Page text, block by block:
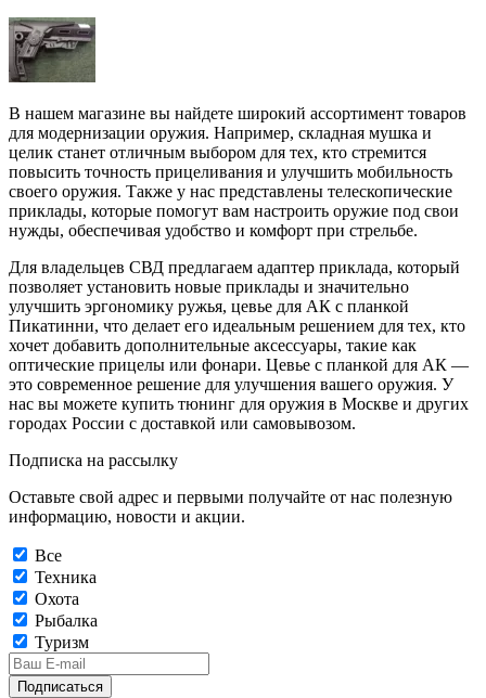
В нашем магазине вы найдете широкий ассортимент товаров
для модернизации оружия. Например, складная мушка и
целик станет отличным выбором для тех, кто стремится
повысить точность прицеливания и улучшить мобильность
своего оружия. Также у нас представлены телескопические
приклады, которые помогут вам настроить оружие под свои
нужды, обеспечивая удобство и комфорт при стрельбе.
Для владельцев СВД предлагаем адаптер приклада, который
позволяет установить новые приклады и значительно
улучшить эргономику ружья, цевье для АК с планкой
Пикатинни, что делает его идеальным решением для тех, кто
хочет добавить дополнительные аксессуары, такие как
оптические прицелы или фонари. Цевье с планкой для АК —
это современное решение для улучшения вашего оружия. У
нас вы можете купить тюнинг для оружия в Москве и других
городах России с доставкой или самовывозом.
Подписка на рассылку
Оставьте свой адрес и первыми получайте от нас полезную
информацию, новости и акции.
Все
Техника
Охота
Рыбалка
Туризм
Подписаться